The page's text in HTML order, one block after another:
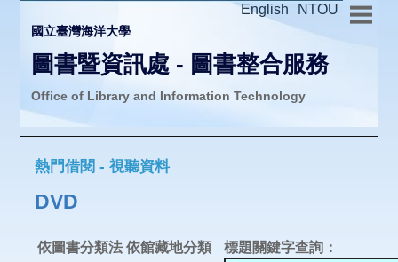
NTOU
English
國立臺灣海洋大學
圖書暨資訊處 - 圖書整合服務
Office of Library and Information Technology
推廣活動
圖書互借
熱門借閱 - 視聽資料
DVD
依圖書分類法 依館藏地分類 標題關鍵字查詢：